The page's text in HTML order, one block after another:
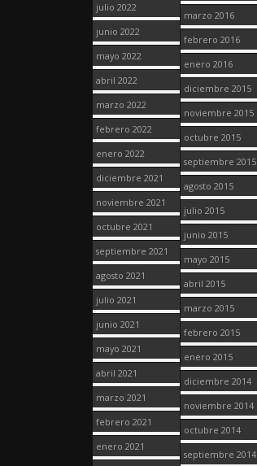
julio 2022
junio 2022
mayo 2022
abril 2022
marzo 2022
febrero 2022
enero 2022
diciembre 2021
noviembre 2021
octubre 2021
septiembre 2021
agosto 2021
julio 2021
junio 2021
mayo 2021
abril 2021
marzo 2021
febrero 2021
enero 2021
marzo 2016
febrero 2016
enero 2016
diciembre 2015
noviembre 2015
octubre 2015
septiembre 2015
agosto 2015
julio 2015
junio 2015
mayo 2015
abril 2015
marzo 2015
febrero 2015
enero 2015
diciembre 2014
noviembre 2014
octubre 2014
septiembre 2014